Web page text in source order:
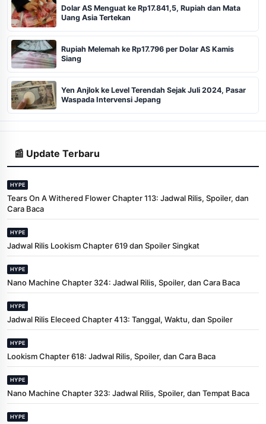
Dolar AS Menguat ke Rp17.841,5, Rupiah dan Mata
Uang Asia Tertekan
Rupiah Melemah ke Rp17.796 per Dolar AS Kamis
Siang
Yen Anjlok ke Level Terendah Sejak Juli 2024, Pasar
Waspada Intervensi Jepang
📰 Update Terbaru
HYPE
Tears On A Withered Flower Chapter 113: Jadwal Rilis, Spoiler, dan
Cara Baca
HYPE
Jadwal Rilis Lookism Chapter 619 dan Spoiler Singkat
HYPE
Nano Machine Chapter 324: Jadwal Rilis, Spoiler, dan Cara Baca
HYPE
Jadwal Rilis Eleceed Chapter 413: Tanggal, Waktu, dan Spoiler
HYPE
Lookism Chapter 618: Jadwal Rilis, Spoiler, dan Cara Baca
HYPE
Nano Machine Chapter 323: Jadwal Rilis, Spoiler, dan Tempat Baca
HYPE